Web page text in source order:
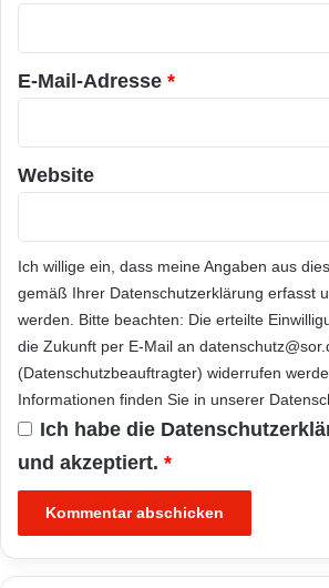
r
*
E-Mail-Adresse *
Website
Ich willige ein, dass meine Angaben aus
gemäß Ihrer Datenschutzerklärung erfasst
werden. Bitte beachten: Die erteilte
die Zukunft per E-Mail an
(Datenschutzbeauftragter) widerrufen
Informationen finden Sie in unserer
Ich habe die
und akzeptiert. *